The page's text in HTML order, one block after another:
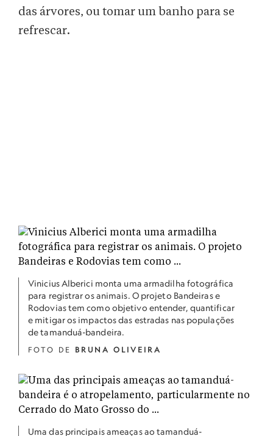
das árvores, ou tomar um banho para se
refrescar.
Vinicius Alberici monta uma armadilha fotográfica
para registrar os animais. O projeto Bandeiras e
Rodovias tem como objetivo entender, quantificar
e mitigar os impactos das estradas nas populações
de tamanduá-bandeira.
FOTO DE BRUNA OLIVEIRA
Uma das principais ameaças ao tamanduá-